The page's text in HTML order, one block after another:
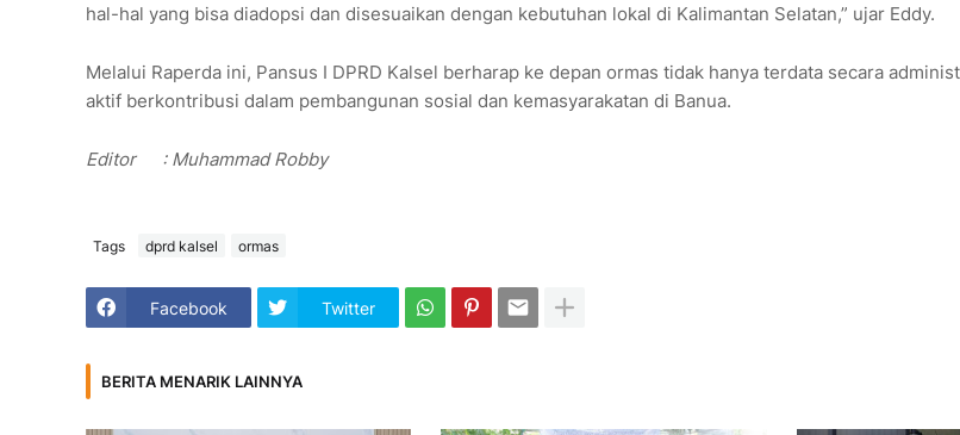
hal-hal yang bisa diadopsi dan disesuaikan dengan kebutuhan lokal di Kalimantan Selatan,” ujar Eddy.
Melalui Raperda ini, Pansus I DPRD Kalsel berharap ke depan ormas tidak hanya terdata secara
aktif berkontribusi dalam pembangunan sosial dan kemasyarakatan di Banua.
Editor : Muhammad Robby
Tags dprd kalsel ormas
Facebook Twitter
BERITA MENARIK LAINNYA